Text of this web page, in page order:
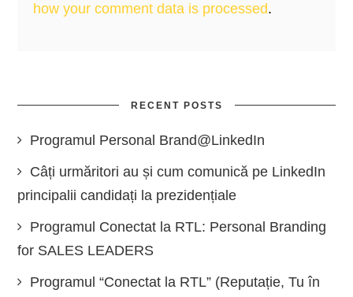
how your comment data is processed.
RECENT POSTS
Programul Personal Brand@LinkedIn
Câți urmăritori au și cum comunică pe LinkedIn
principalii candidați la prezidențiale
Programul Conectat la RTL: Personal Branding
for SALES LEADERS
Programul “Conectat la RTL” (Reputație, Tu în